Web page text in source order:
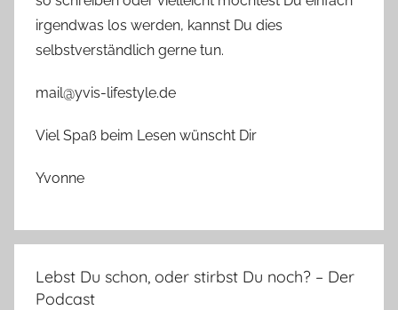
irgendwas los werden, kannst Du dies
selbstverständlich gerne tun.
mail@yvis-lifestyle.de
Viel Spaß beim Lesen wünscht Dir
Yvonne
Lebst Du schon, oder stirbst Du noch? – Der
Podcast